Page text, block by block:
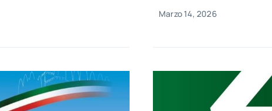
Marzo 14, 2026